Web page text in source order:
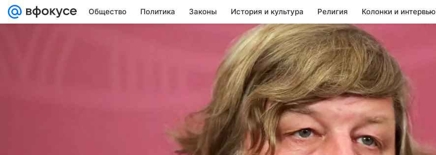
Общество Политика Законы История и культура Религия Колонки и интервью